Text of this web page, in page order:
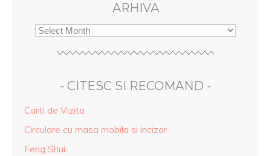
ARHIVA
- CITESC SI RECOMAND -
Carti de Vizita
Circulare cu masa mobila si incizor
Feng Shui